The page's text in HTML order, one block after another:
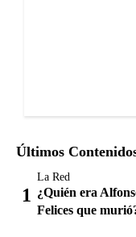
Últimos
La Red
¿Quién era
Felices que